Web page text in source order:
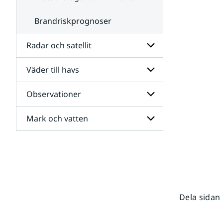
Brandriskprognoser
Radar och satellit
Undersidor
för
Radar
och
satellit
Väder till havs
Undersidor
för
Väder
till
havs
Observationer
Undersidor
för
Mark och vatten
Dela sidan